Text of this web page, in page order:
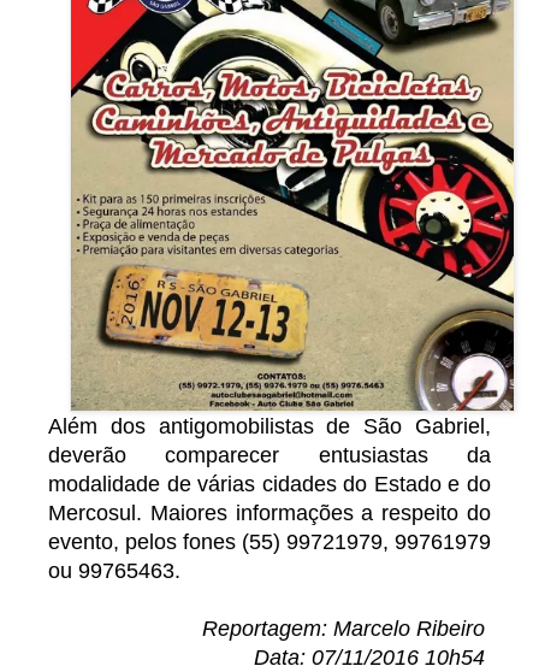
Além dos antigomobilistas de São Gabriel,
deverão comparecer entusiastas da
modalidade de várias cidades do Estado e do
Mercosul. Maiores informações a respeito do
evento, pelos fones (55) 99721979, 99761979
ou 99765463.
Reportagem: Marcelo Ribeiro
Data: 07/11/2016 10h54